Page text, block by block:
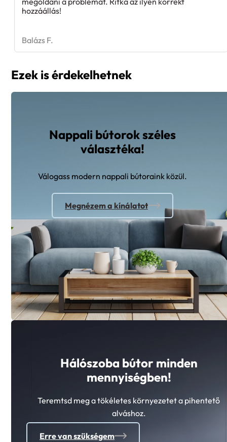
hozzáállás!
Balázs F.
Ezek is érdekelhetnek
Nappali bútorok széles
választéka!
Válogass modern nappali bútoraink közül.
Megnézem a kínálatot
Hálószoba bútor minden
mennyiségben!
Teremtsd meg a tökéletes környezetet a pihentető
alváshoz.
Erre van szükségem